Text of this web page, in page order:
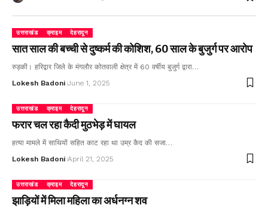
उत्तराखंड क्राइम देहरादून
सात साल की बच्ची से दुष्कर्म की कोशिश, 60 साल के बुजुर्ग पर आरोप
रुड़की। हरिद्वार जिले के मंगलौर कोतवाली क्षेत्र में 60 वर्षीय बुजुर्ग द्वारा…
Lokesh Badoni June 1, 2025
उत्तराखंड क्राइम देहरादून
फरार चल रहा कैदी मुठभेड़ में घायल
हत्या मामले में साथियों सहित काट रहा था उम्र कैद की सजा…
Lokesh Badoni April 21, 2025
उत्तराखंड क्राइम देहरादून
झाड़ियों में मिला महिला का अर्धनग्न शव